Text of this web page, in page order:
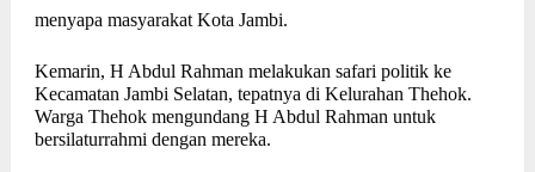
menyapa masyarakat Kota Jambi.
Kemarin, H Abdul Rahman melakukan safari politik ke
Kecamatan Jambi Selatan, tepatnya di Kelurahan Thehok.
Warga Thehok mengundang H Abdul Rahman untuk
bersilaturrahmi dengan mereka.